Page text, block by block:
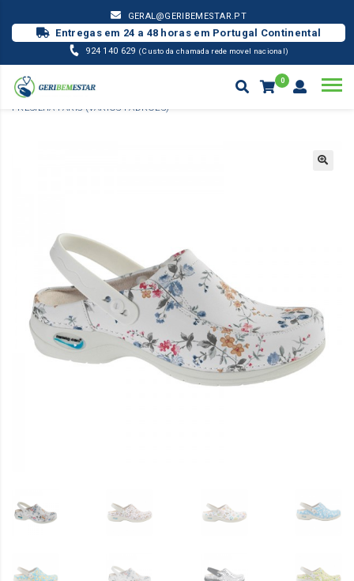
GERAL@GERIBEMESTAR.PT
Entregas em 24 a 48 horas em Portugal Continental
924 140 629 (Custo da chamada rede movel nacional)
0
CALÇADO WOCK / OUTROS
SOCA WASH’GO COM ELÁSTICOS E
PRESILHA PARIS (VÁRIOS PADRÕES)